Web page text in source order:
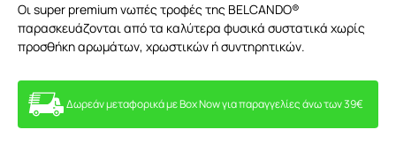
Οι super premium νωπές τροφές της BELCANDO®
παρασκευάζονται από τα καλύτερα φυσικά συστατικά χωρίς
προσθήκη αρωμάτων, χρωστικών ή συντηρητικών.
Δωρεάν μεταφορικά με Box Now για παραγγελίες άνω των 39€